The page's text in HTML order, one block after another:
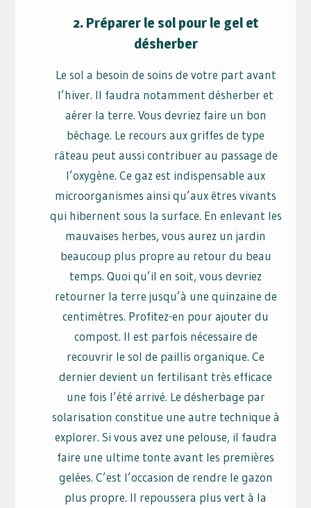
2. Préparer le sol pour le gel et
désherber
Le sol a besoin de soins de votre part avant
l’hiver. Il faudra notamment désherber et
aérer la terre. Vous devriez faire un bon
bêchage. Le recours aux griffes de type
râteau peut aussi contribuer au passage de
l’oxygène. Ce gaz est indispensable aux
microorganismes ainsi qu’aux êtres vivants
qui hibernent sous la surface. En enlevant les
mauvaises herbes, vous aurez un jardin
beaucoup plus propre au retour du beau
temps. Quoi qu’il en soit, vous devriez
retourner la terre jusqu’à une quinzaine de
centimètres. Profitez-en pour ajouter du
compost. Il est parfois nécessaire de
recouvrir le sol de paillis organique. Ce
dernier devient un fertilisant très efficace
une fois l’été arrivé. Le désherbage par
solarisation constitue une autre technique à
explorer. Si vous avez une pelouse, il faudra
faire une ultime tonte avant les premières
gelées. C’est l’occasion de rendre le gazon
plus propre. Il repoussera plus vert à la